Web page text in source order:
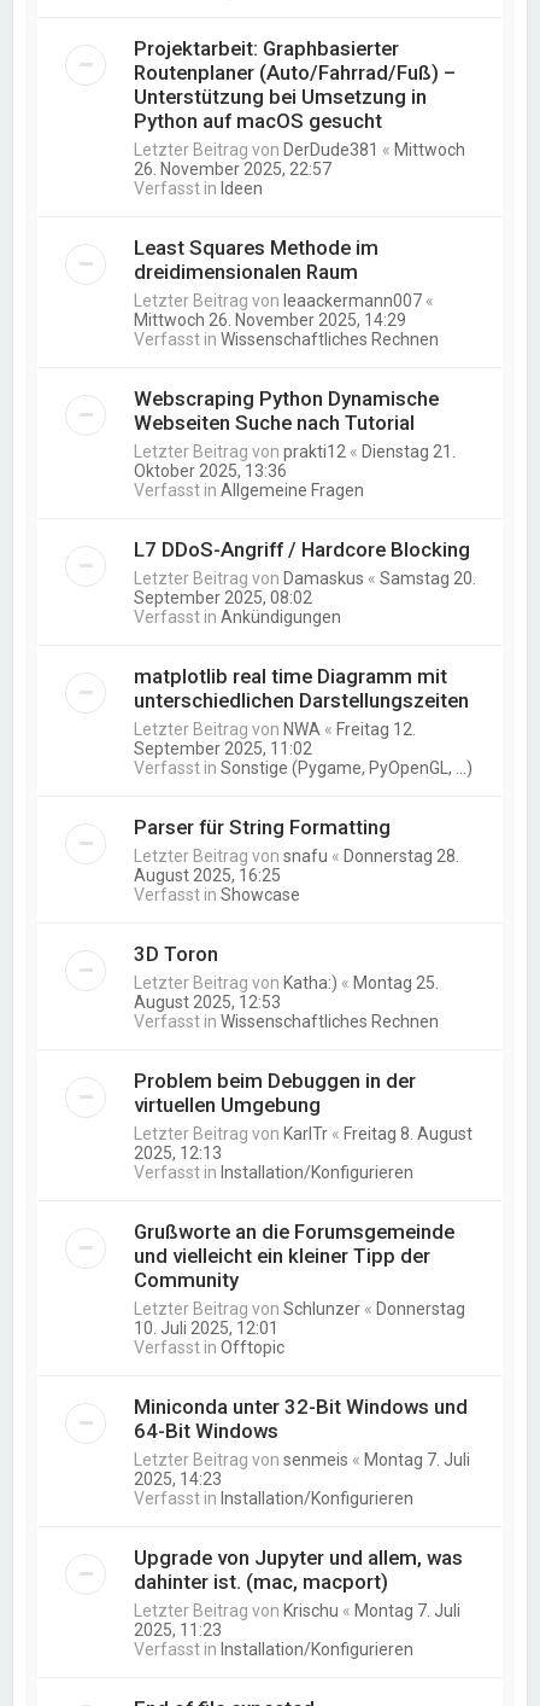
Projektarbeit: Graphbasierter
Routenplaner (Auto/Fahrrad/Fuß) –
Unterstützung bei Umsetzung in
Python auf macOS gesucht
Letzter Beitrag von DerDude381 « Mittwoch
26. November 2025, 22:57
Verfasst in Ideen
Least Squares Methode im
dreidimensionalen Raum
Letzter Beitrag von leaackermann007 «
Mittwoch 26. November 2025, 14:29
Verfasst inWissenschaftliches Rechnen
Webscraping Python Dynamische
Webseiten Suche nach Tutorial
Letzter Beitrag vonprakti12 « Dienstag 21.
Oktober 2025, 13:36
Verfasst inAllgemeine Fragen
L7 DDoS-Angriff / Hardcore Blocking
Letzter Beitrag von Damaskus «Samstag 20.
September 2025, 08:02
Verfasst inAnkündigungen
matplotlib real time Diagramm mit
unterschiedlichen Darstellungszeiten
Letzter Beitrag von NWA « Freitag 12.
September 2025, 11:02
Verfasst inSonstige (Pygame, PyOpenGL, ...)
Parser für String Formatting
Letzter Beitrag vonsnafu « Donnerstag 28.
August 2025, 16:25
Verfasst inShowcase
3D Toron
Letzter Beitrag von Katha:) « Montag 25.
August 2025, 12:53
Verfasst inWissenschaftliches Rechnen
Problem beim Debuggen in der
virtuellen Umgebung
Letzter Beitrag von KarlTr « Freitag 8. August
2025, 12:13
Verfasst in Installation/Konfigurieren
Grußworte an die Forumsgemeinde
und vielleicht ein kleiner Tipp der
Community
Letzter Beitrag vonSchlunzer « Donnerstag
10. Juli 2025, 12:01
Verfasst inOfftopic
Miniconda unter 32-Bit Windows und
64-Bit Windows
Letzter Beitrag vonsenmeis « Montag 7. Juli
2025, 14:23
Verfasst in Installation/Konfigurieren
Upgrade von Jupyter und allem, was
dahinter ist. (mac, macport)
Letzter Beitrag von Krischu « Montag 7. Juli
2025, 11:23
Verfasst in Installation/Konfigurieren